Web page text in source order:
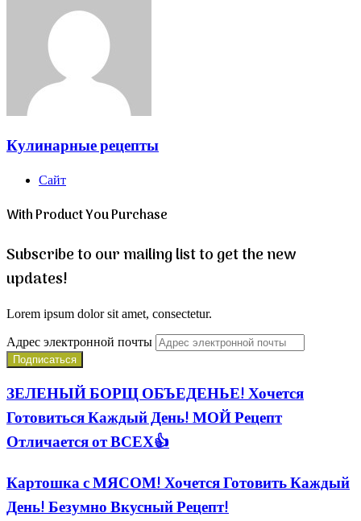
Кулинарные рецепты
Сайт
With Product You Purchase
Subscribe to our mailing list to get the new
updates!
Lorem ipsum dolor sit amet, consectetur.
Адрес электронной почты
ЗЕЛЕНЫЙ БОРЩ ОБЪЕДЕНЬЕ! Хочется
Готовиться Каждый День! МОЙ Рецепт
Отличается от ВСЕХ👍
Картошка с МЯСОМ! Хочется Готовить Каждый
День! Безумно Вкусный Рецепт!